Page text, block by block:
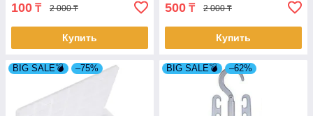
100 ₸ 2 000 ₸
Купить
500 ₸ 2 000 ₸
Купить
BIG SALE💣 –75% BIG SALE💣 –62%